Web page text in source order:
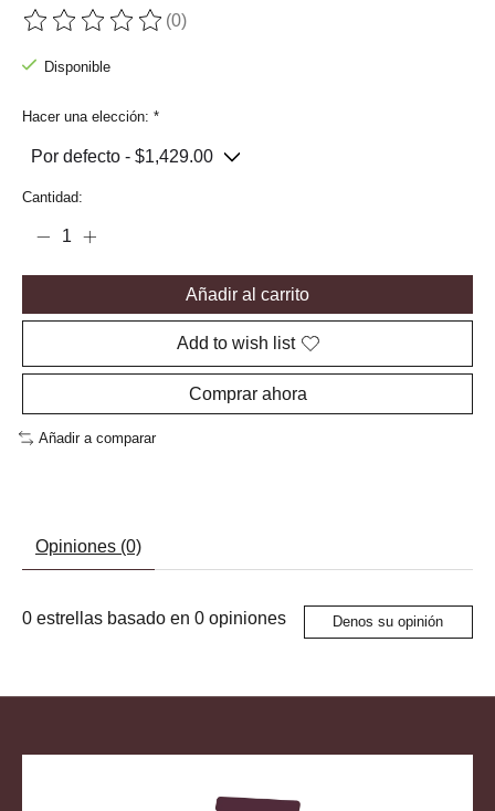
The rating of this product is
(0)
Disponible
Hacer una elección: *
Cantidad:
Añadir al carrito
Add to wish list
Comprar ahora
Añadir a comparar
Opiniones (0)
0 estrellas basado en 0 opiniones Denos su opinión